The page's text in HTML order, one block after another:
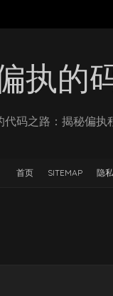
执的
代码之路：揭秘偏执
首页 SITEMAP 隐